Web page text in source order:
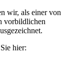
wir, als einer von
vorbildlichen
hier: